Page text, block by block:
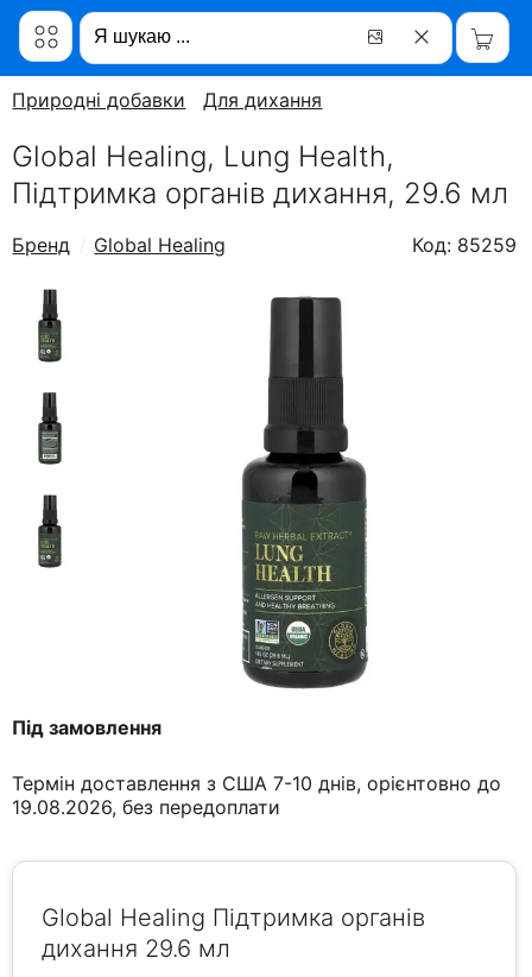
Природні добавки Для дихання
Global Healing, Lung Health,
Підтримка органів дихання, 29.6 мл
Бренд Global Healing Код: 85259
Під замовлення
Термін доставлення з США 7-10 днів, орієнтовно до
19.08.2026, без передоплати
Global Healing Підтримка органів
дихання 29.6 мл